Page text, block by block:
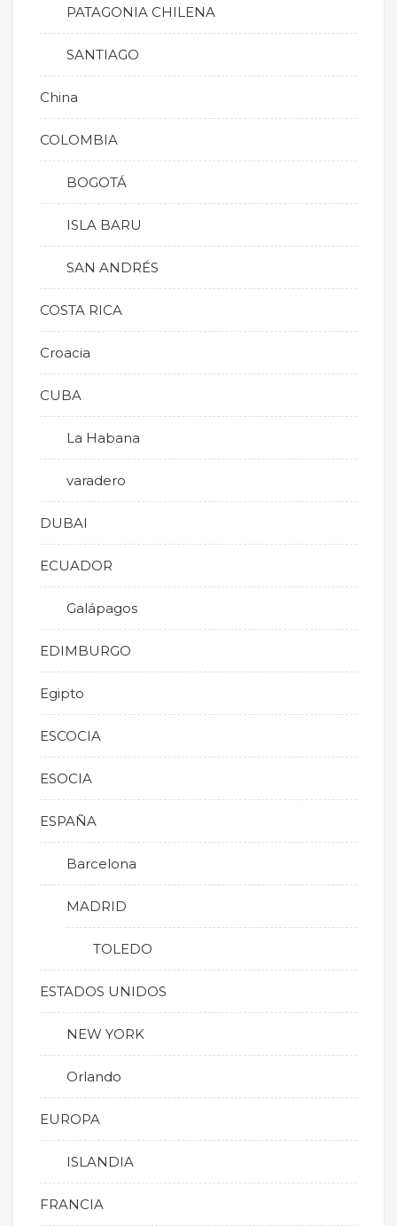
PATAGONIA CHILENA
SANTIAGO
China
COLOMBIA
BOGOTÁ
ISLA BARU
SAN ANDRÉS
COSTA RICA
Croacia
CUBA
La Habana
varadero
DUBAI
ECUADOR
Galápagos
EDIMBURGO
Egipto
ESCOCIA
ESOCIA
ESPAÑA
Barcelona
MADRID
TOLEDO
ESTADOS UNIDOS
NEW YORK
Orlando
EUROPA
ISLANDIA
FRANCIA